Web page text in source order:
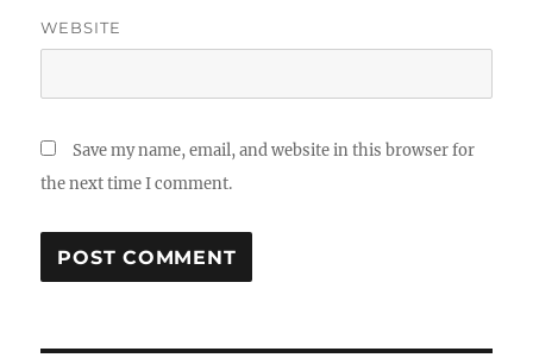
WEBSITE
Save my name, email, and website in this browser for
the next time I comment.